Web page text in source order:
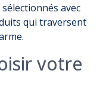
avec
qui traversent
votre